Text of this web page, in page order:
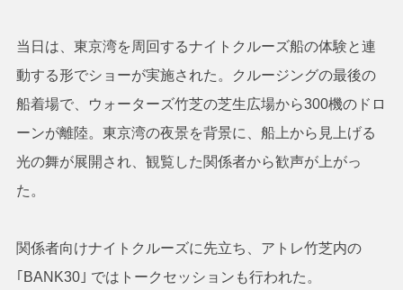
当日は、東京湾を周回するナイトクルーズ船の体験と連
動する形でショーが実施された。クルージングの最後の
船着場で、ウォーターズ竹芝の芝生広場から300機のドロ
ーンが離陸。東京湾の夜景を背景に、船上から見上げる
光の舞が展開され、観覧した関係者から歓声が上がっ
た。
関係者向けナイトクルーズに先立ち、アトレ竹芝内の
｢BANK30｣ ではトークセッションも行われた。